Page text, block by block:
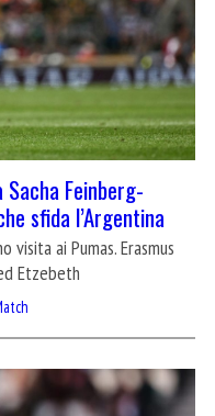
Feinberg-
sfida l’Argentina
ai Pumas. Erasmus
Etzebeth